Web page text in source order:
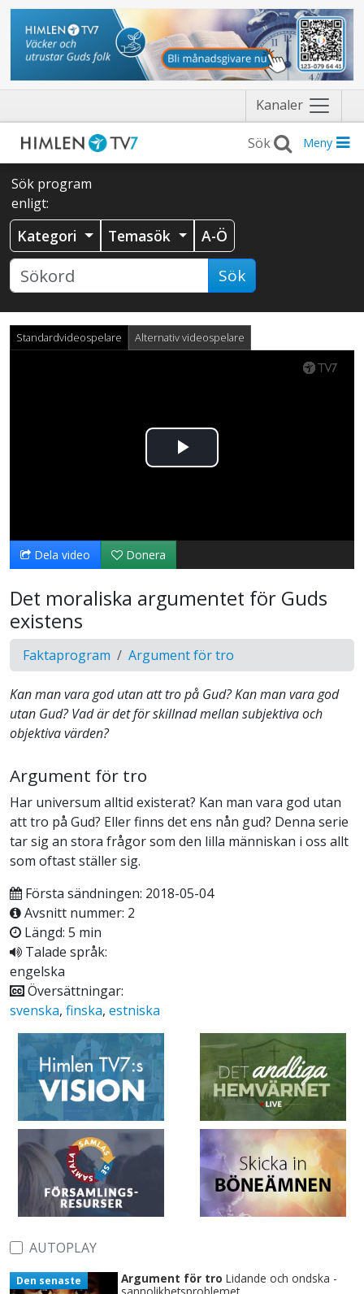
Kanaler Näytä
valikko
Meny
Sök program
enligt:
Kategori Temasök A-Ö
Sök
Standardvideospelare Alternativ videospelare
Spela
video
Dela video Donera
Det moraliska argumentet för Guds
existens
Faktaprogram Argument för tro
Kan man vara god utan att tro på Gud? Kan man vara god
utan Gud? Vad är det för skillnad mellan subjektiva och
objektiva värden?
Argument för tro
Har universum alltid existerat? Kan man vara god utan
att tro på Gud? Eller finns det ens nån gud? Denna serie
tar sig an stora frågor som den lilla människan i oss allt
som oftast ställer sig.
Första sändningen: 2018-05-04
Avsnitt nummer: 2
Längd: 5 min
Talade språk:
engelska
Översättningar:
svenska, finska, estniska
AUTOPLAY
Den senaste Argument för tro Lidande och ondska -